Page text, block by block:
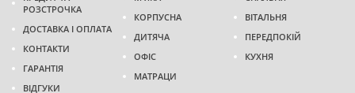
РОЗСТРОЧКА
ДОСТАВКА І ОПЛАТА
КОНТАКТИ
ГАРАНТІЯ
ВІДГУКИ
КОРПУСНА
ДИТЯЧА
ОФІС
МАТРАЦИ
ВІТАЛЬНЯ
ПЕРЕДПОКІЙ
КУХНЯ